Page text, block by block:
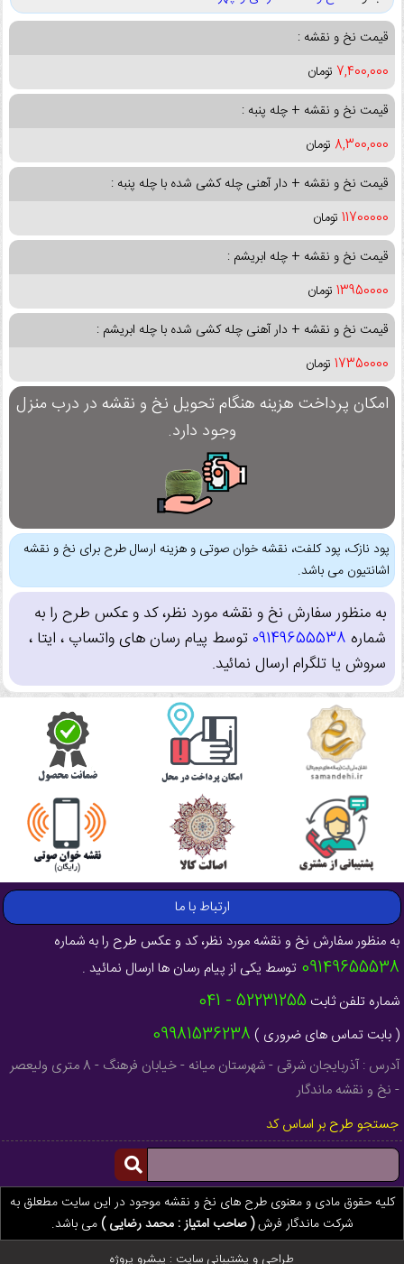
قیمت نخ و نقشه :
7,400,000 تومان
قیمت نخ و نقشه + چله پنبه :
8,300,000 تومان
قیمت نخ و نقشه + دار آهنی چله کشی شده با چله پنبه :
11700000 تومان
قیمت نخ و نقشه + چله ابریشم :
13950000 تومان
قیمت نخ و نقشه + دار آهنی چله کشی شده با چله ابریشم :
17350000 تومان
امکان پرداخت هزینه هنگام تحویل نخ و نقشه در درب منزل
وجود دارد.
پود نازک، پود کلفت، نقشه خوان صوتی و هزینه ارسال طرح برای نخ و نقشه
اشانتیون می باشد.
به منظور سفارش نخ و نقشه مورد نظر، کد و عکس طرح را به
شماره 09149655538توسط پیام رسان های واتساپ ، ایتا ،
سروش یا تلگرام ارسال نمائید.
ارتباط با ما
به منظور سفارش نخ و نقشه مورد نظر، کد و عکس طرح را به شماره
09149655538 توسط یکی از پیام رسان ها ارسال نمائید .
شماره تلفن ثابت 52231255 - 041
( بابت تماس های ضروری ) 09981536238
آدرس : آذربایجان شرقی - شهرستان میانه - خیابان فرهنگ - 8 متری ولیعصر
- نخ و نقشه ماندگار
جستجو طرح بر اساس کد
کلیه حقوق مادی و معنوی طرح های نخ و نقشه موجود در این سایت مطعلق به
شرکت ماندگار فرش( صاحب امتیاز : محمد رضایی )می باشد.
طراحی و پشتیبانی سایت : پیشرو پروژه